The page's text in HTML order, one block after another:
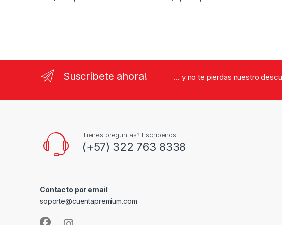
Suscríbete ahora! ... y no te pierdas nuestro
Tienes preguntas? Escribenos!
(+57) 322 763 8338
Contacto por email
soporte@cuentapremium.com